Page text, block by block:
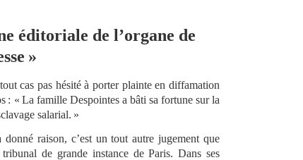
éditoriale de l’organe de
»
cas pas hésité à porter plainte en diffamation
: « La famille Despointes a bâti sa fortune sur la
salarial. »
raison, c’est un tout autre jugement que
de grande instance de Paris. Dans ses